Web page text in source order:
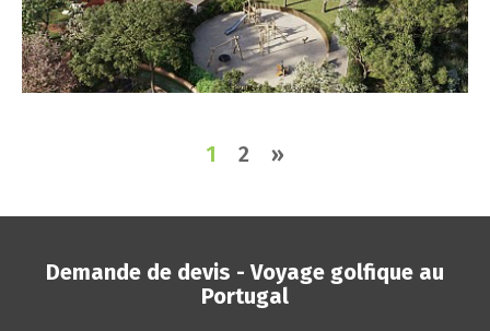
1 2 »
Demande de devis - Voyage golfique au
Portugal